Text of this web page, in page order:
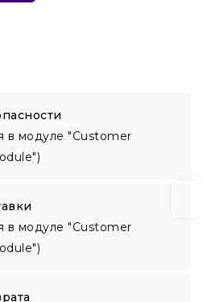
в модуле "Customer
в модуле "Customer